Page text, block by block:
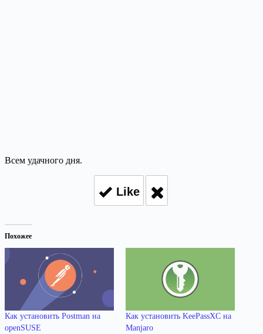
Всем удачного дня.
Like
Похожее
Как установить Postman на
openSUSE
Как установить KeePassXC на
Manjaro